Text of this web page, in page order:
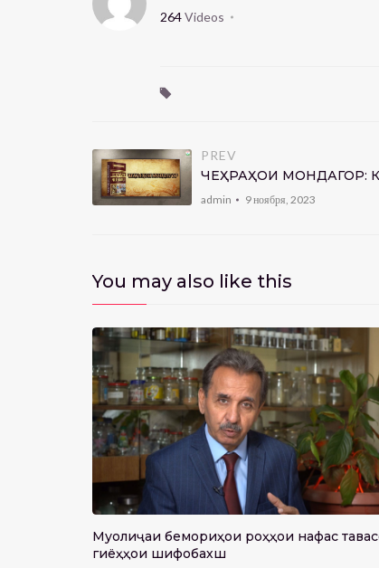
264Videos
PREV
ЧЕҲРАҲОИ МОНДАГОР:
admin 9 ноября, 2023
You may also like this
Муолиҷаи бемориҳои роҳҳои нафас
гиёҳҳои шифобахш